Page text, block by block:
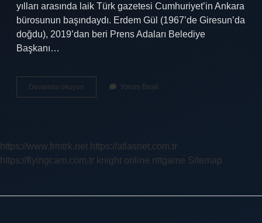
yılları arasında laik Türk gazetesi Cumhuriyet’in Ankara
bürosunun başındaydı. Erdem Gül (1967’de Giresun’da
doğdu), 2019’dan beri Prens Adaları Belediye
Başkanı…
Devamını okuyun
Gül
Yorum Bırak
https://www.frmtrk.net https://atlasnet.com.tr
https://flyingcam.com.tr knight online nttgame Sitemap